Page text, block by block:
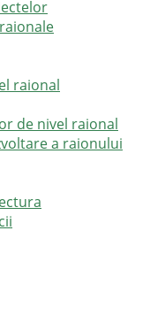
raional
de nivel raional
a raionului